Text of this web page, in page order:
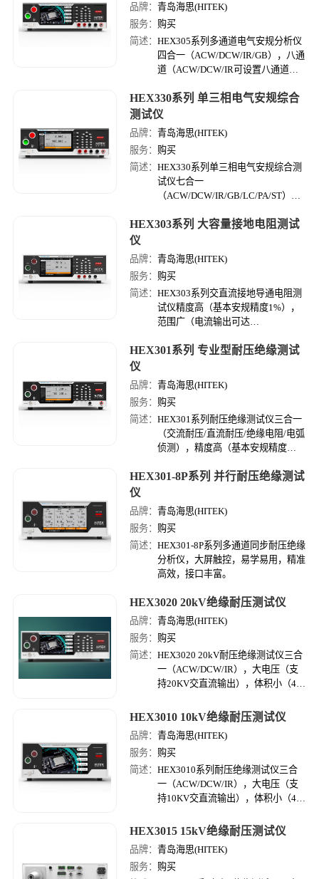
品牌：青岛海思(HITEK)
服务： 购买
简述：HEX305系列多通道电气安规分析仪
四合一（ACW/DCW/IR/GB），八通
道（ACW/DCW/IR可设置八通道扫
0.05S），量程大（耐压容量标配
500VA，绝缘量程可达50GΩ）。
HEX330系列 单三相电气安规综合
测试仪
品牌：青岛海思(HITEK)
服务： 购买
简述：HEX330系列单三相电气安规综合测
试仪七合一
（ACW/DCW/IR/GB/LC/PA/ST），
功能全（单相负载与三相负载切换测
标配500VA，绝缘量程可达50GΩ）
HEX303系列 大容量接地电阻测试
仪
品牌：青岛海思(HITEK)
服务： 购买
简述：HEX303系列交直流接地导通电阻测
试仪精度高（基本安规精度1%），
范围广（电流输出可达
（测试数据实时存储），测试稳（过
HEX301系列 专业型耐压绝缘测试
仪
品牌：青岛海思(HITEK)
服务： 购买
简述：HEX301系列耐压绝缘测试仪三合一
（交流耐压/直流耐压/绝缘电阻/电弧
侦测），精度高（基本安规精度
0.05S），容量大（耐压容量
200GΩ）。
HEX301-8P系列 并行耐压绝缘测试
仪
品牌：青岛海思(HITEK)
服务： 购买
简述：HEX301-8P系列多通道同步耐压绝缘
分析仪，大屏触控，易学易用，精准
高效，接口丰富。
HEX3020 20kV绝缘耐压测试仪
品牌：青岛海思(HITEK)
服务： 购买
简述：HEX3020 20kV耐压绝缘测试仪三合
一（ACW/DCW/IR），大电压（支
持20KV交直流输出），体积小（4U
达到1%，绝缘量程可达10GΩ）。
HEX3010 10kV绝缘耐压测试仪
品牌：青岛海思(HITEK)
服务： 购买
简述：HEX3010系列耐压绝缘测试仪三合
一（ACW/DCW/IR），大电压（支
持10KV交直流输出），体积小（4U
达到1%，绝缘量程可达10GΩ）。
HEX3015 15kV绝缘耐压测试仪
品牌：青岛海思(HITEK)
服务： 购买